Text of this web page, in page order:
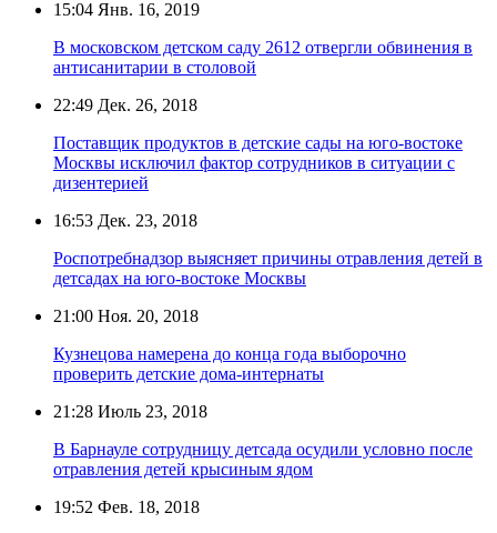
15:04 Янв. 16, 2019
В московском детском саду 2612 отвергли обвинения в
антисанитарии в столовой
22:49 Дек. 26, 2018
Поставщик продуктов в детские сады на юго-востоке
Москвы исключил фактор сотрудников в ситуации с
дизентерией
16:53 Дек. 23, 2018
Роспотребнадзор выясняет причины отравления детей в
детсадах на юго-востоке Москвы
21:00 Ноя. 20, 2018
Кузнецова намерена до конца года выборочно
проверить детские дома-интернаты
21:28 Июль 23, 2018
В Барнауле сотрудницу детсада осудили условно после
отравления детей крысиным ядом
19:52 Фев. 18, 2018